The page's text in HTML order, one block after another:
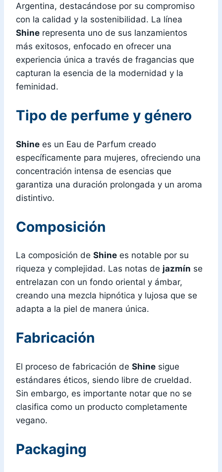
Argentina, destacándose por su compromiso
con la calidad y la sostenibilidad. La línea
Shine representa uno de sus lanzamientos
más exitosos, enfocado en ofrecer una
experiencia única a través de fragancias que
capturan la esencia de la modernidad y la
feminidad.
Tipo de perfume y género
Shine es un Eau de Parfum creado
específicamente para mujeres, ofreciendo una
concentración intensa de esencias que
garantiza una duración prolongada y un aroma
distintivo.
Composición
La composición de Shine es notable por su
riqueza y complejidad. Las notas de jazmín se
entrelazan con un fondo oriental y ámbar,
creando una mezcla hipnótica y lujosa que se
adapta a la piel de manera única.
Fabricación
El proceso de fabricación de Shine sigue
estándares éticos, siendo libre de crueldad.
Sin embargo, es importante notar que no se
clasifica como un producto completamente
vegano.
Packaging